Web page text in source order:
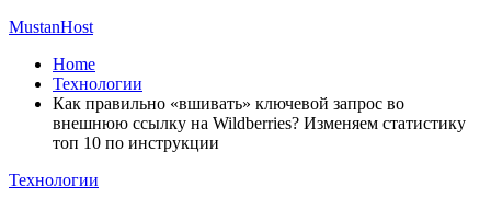
MustanHost
Home
Технологии
Как правильно «вшивать» ключевой запрос во
внешнюю ссылку на Wildberries? Изменяем статистику
топ 10 по инструкции
Технологии